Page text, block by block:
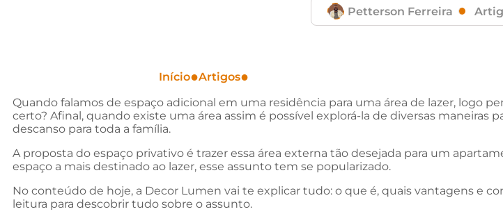
Petterson Ferreira
Início●Artigos●
Quando falamos de espaço adicional em uma residência para uma área de lazer, logo
certo? Afinal, quando existe uma área assim é possível explorá-la de diversas maneiras
descanso para toda a família.
A proposta do espaço privativo é trazer essa área externa tão desejada para um
espaço a mais destinado ao lazer, esse assunto tem se popularizado.
No conteúdo de hoje, a Decor Lumen vai te explicar tudo: o que é, quais vantagens e
leitura para descobrir tudo sobre o assunto.